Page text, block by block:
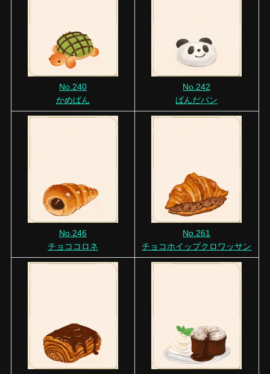
No.240
かめぱん
No.242
ぱんだパン
No.246
チョココロネ
No.261
チョコホイップクロワッサン